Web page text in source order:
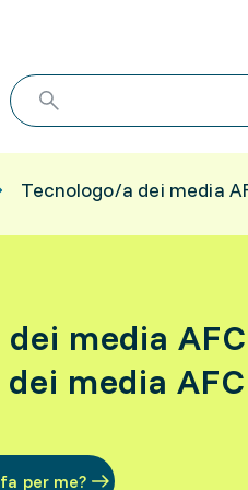
Tecnologo/a dei media
media AFC
media AFC
per me?